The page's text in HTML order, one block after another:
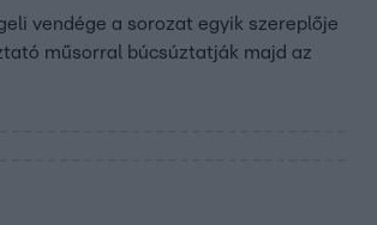
vendége a sorozat egyik szereplője
műsorral búcsúztatják majd az